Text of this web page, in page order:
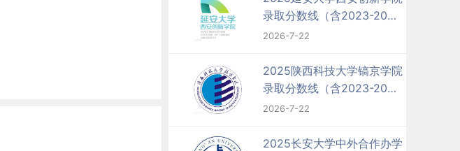
录取分数线（含2023-2024
历年）
2026-7-22
2025陕西科技大学镐京学院
录取分数线（含2023-2024
历年）
2026-7-22
2025长安大学中外合作办学